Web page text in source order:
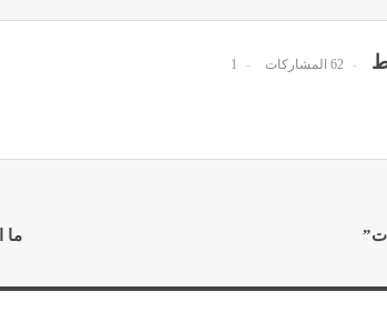
62 المشاركات 1
ما
ديسمبر 12, 2022
مباشر للأطباء
النظام